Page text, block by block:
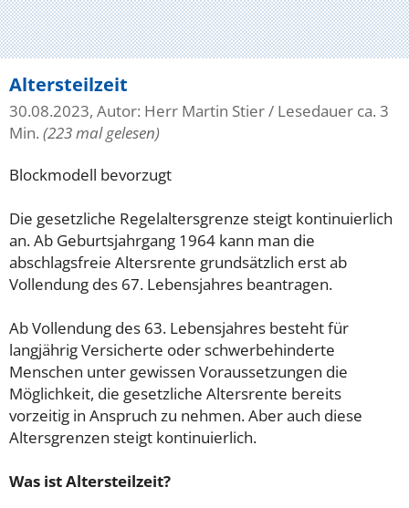
Altersteilzeit
30.08.2023, Autor: Herr Martin Stier/ Lesedauer ca. 3
Min. (223 mal gelesen)
Blockmodell bevorzugt
Die gesetzliche Regelaltersgrenze steigt kontinuierlich
an. Ab Geburtsjahrgang 1964 kann man die
abschlagsfreie Altersrente grundsätzlich erst ab
Vollendung des 67. Lebensjahres beantragen.
Ab Vollendung des 63. Lebensjahres besteht für
langjährig Versicherte oder schwerbehinderte
Menschen unter gewissen Voraussetzungen die
Möglichkeit, die gesetzliche Altersrente bereits
vorzeitig in Anspruch zu nehmen. Aber auch diese
Altersgrenzen steigt kontinuierlich.
Was ist Altersteilzeit?